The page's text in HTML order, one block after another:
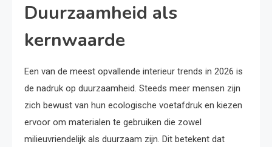
Duurzaamheid als
kernwaarde
Een van de meest opvallende interieur trends in 2026 is
de nadruk op duurzaamheid. Steeds meer mensen zijn
zich bewust van hun ecologische voetafdruk en kiezen
ervoor om materialen te gebruiken die zowel
milieuvriendelijk als duurzaam zijn. Dit betekent dat